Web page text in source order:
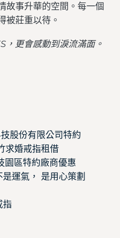
故事升華的空間。每一個
被莊重以待。
，更會感動到淚流滿面。
股份有限公司特約
求婚戒指租借
園區特約廠商優惠
運氣， 是用心策劃
指